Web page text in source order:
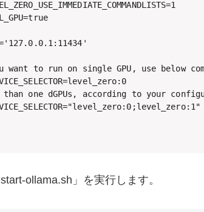
to run on single GPU, use below
than one dGPUs, according to your
ollama.sh」を実行します。